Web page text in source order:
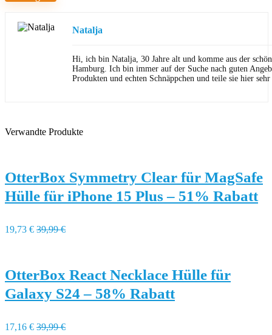
Natalja
Hi, ich bin Natalja, 30 Jahre alt und komme aus der
Hamburg. Ich bin immer auf der Suche nach guten
Produkten und echten Schnäppchen und teile sie hier
Verwandte Produkte
OtterBox Symmetry Clear für MagSafe
Hülle für iPhone 15 Plus – 51% Rabatt
19,73 € 39,99 €
OtterBox React Necklace Hülle für
Galaxy S24 – 58% Rabatt
17,16 € 39,99 €